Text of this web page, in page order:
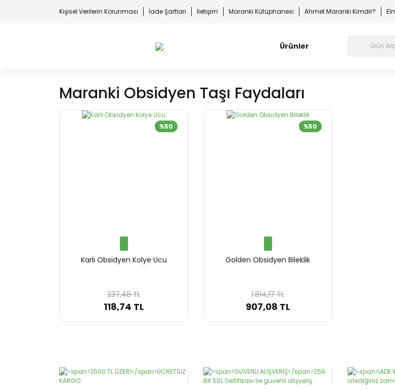
Kişisel Verilerin Korunması İade Şartları İletişim Maranki Kütüphanesi Ahmet Maranki Kimdir?
Ürünler
Maranki Obsidyen Taşı Faydaları
%50
Karlı Obsidyen Kolye Ucu
237,48 TL
118,74 TL
%50
Golden Obsidyen Bileklik
1.814,17 TL
907,08 TL